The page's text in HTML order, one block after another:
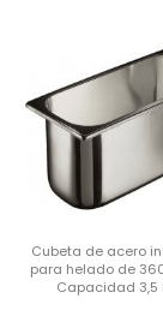
Cubeta de acero
para helado de
Capacidad 3,5